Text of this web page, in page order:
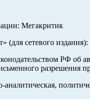
Мегакритик
(для сетевого издания):
РФ
разрешения